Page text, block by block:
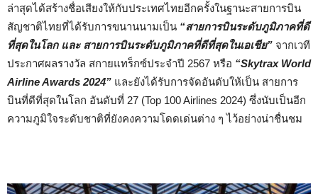
ล่าสุดได้สร้างชื่อเสียงให้กับประเทศไทยอีกครั้งในฐานะสายการบิน
สัญชาติไทยที่ได้รับการขนานนามเป็น “สายการบินระดับภูมิภาคที่ดี
ที่สุดในโลก และ สายการบินระดับภูมิภาคที่ดีที่สุดในเอเชีย” จากเวที
ประกาศผลรางวัล สกายแทร็กซ์ประจำปี 2567 หรือ “Skytrax World
Airline Awards 2024” และยังได้รับการจัดอันดับให้เป็น สายการ
บินที่ดีที่สุดในโลก อันดับที่ 27 (Top 100 Airlines 2024) ซึ่งนับเป็นอีก
ความภูมิใจระดับชาติที่ยังคงความโดดเด่นต่าง ๆ ไว้อย่างน่าชื่นชม